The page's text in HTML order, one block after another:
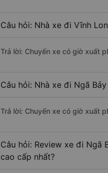
Câu hỏi: Nhà xe đi Vĩnh
Trả lời: Chuyến xe có giờ xuất
Câu hỏi: Nhà xe đi Ngã
Trả lời: Chuyến xe có giờ xuất
Câu hỏi: Review xe đi Ngã
cao cấp nhất?